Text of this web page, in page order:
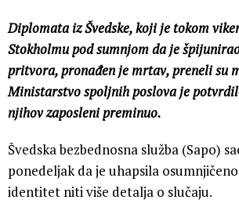
Diplomata iz Švedske, koji je tokom
Stokholmu pod sumnjom da je
pritvora, pronađen je mrtav, preneli su
Ministarstvo spoljnih poslova je
njihov zaposleni preminuo.
Švedska bezbednosna služba (Sapo)
ponedeljak da je uhapsila
identitet niti više detalja o slučaju.